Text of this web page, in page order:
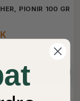
PIONIR 100 GR
I KURV